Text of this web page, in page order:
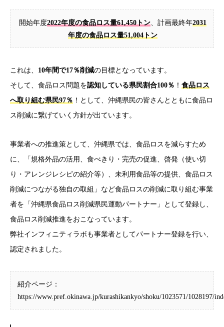
開始年度2022年度の食品ロス量61,450トン、計画最終年2031
年度の食品ロス量51,004トン
これは、 10年間で17％削減の目標となっています。
そして、食品ロス問題を認知している県民割合100％ ！ 食品ロス
へ取り組む県民97％ ！として、沖縄県民の皆さんとともに食品ロ
ス削減に繋げていく方針が出ています。
事業者への推進策として、沖縄県では、食品ロスを減らすため
に、「規格外品の活用、食べきり・完売の促進、啓発（使い切
り・アレンジレシピの紹介等）、未利用食品等の提供、食品ロス
削減につながる独自の取組」など食品ロスの削減に取り組む事業
者を「沖縄県食品ロス削減県民運動パートナー」として登録し、
食品ロス削減推進をおこなっています。
弊社インフィニティラボも事業者としてパートナー登録を行い、
認定されました。
紹介ページ：
https://www.pref.okinawa.jp/kurashikankyo/shoku/1023571/1028197/